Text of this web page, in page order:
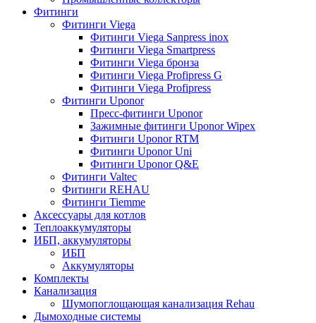
Фитинги
Фитинги Viega
Фитинги Viega Sanpress inox
Фитинги Viega Smartpress
Фитинги Viega бронза
Фитинги Viega Profipress G
Фитинги Viega Profipress
Фитинги Uponor
Пресс-фитинги Uponor
Зажимные фитинги Uponor Wipex
Фитинги Uponor RTM
Фитинги Uponor Uni
Фитинги Uponor Q&E
Фитинги Valtec
Фитинги REHAU
Фитинги Tiemme
Аксессуары для котлов
Теплоаккумуляторы
ИБП, аккумуляторы
ИБП
Аккумуляторы
Комплекты
Канализация
Шумопоглощающая канализация Rehau
Дымоходные системы